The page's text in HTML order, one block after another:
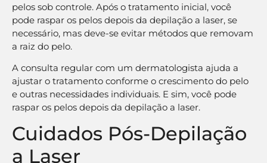
pelos sob controle. Após o tratamento inicial, você
pode raspar os pelos depois da depilação a laser, se
necessário, mas deve-se evitar métodos que removam
a raiz do pelo.
A consulta regular com um dermatologista ajuda a
ajustar o tratamento conforme o crescimento do pelo
e outras necessidades individuais. E sim, você pode
raspar os pelos depois da depilação a laser.
Cuidados Pós-Depilação
a Laser